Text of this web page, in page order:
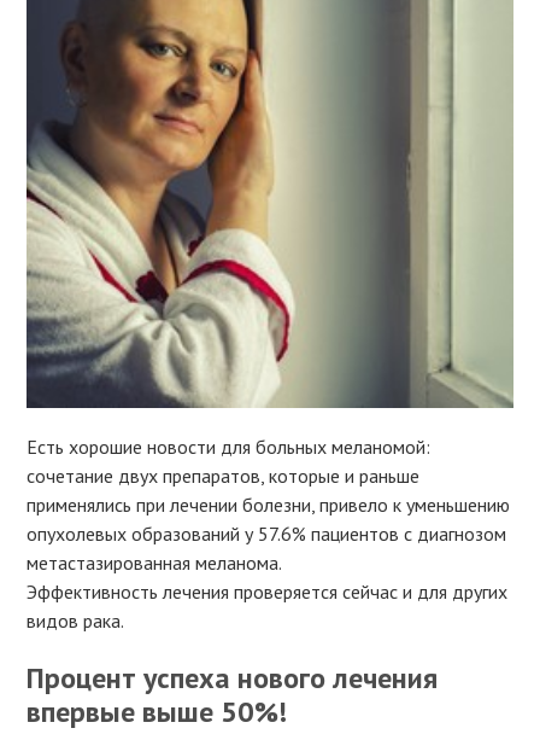
Есть хорошие новости для больных меланомой:
сочетание двух препаратов, которые и раньше
применялись при лечении болезни, привело к уменьшению
опухолевых образований у 57.6% пациентов с диагнозом
метастазированная меланома.
Эффективность лечения проверяется сейчас и для других
видов рака.
Процент успеха нового лечения
впервые выше 50%!